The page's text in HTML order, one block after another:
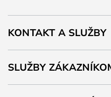
KONTAKT A SLUŽBY
SLUŽBY